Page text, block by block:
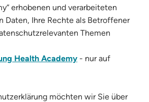
erhobenen und verarbeiteten
Daten, Ihre Rechte als Betroffener
Themen
Health Academy - nur auf
möchten wir Sie über